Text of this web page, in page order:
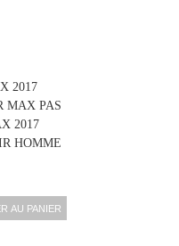
2017
MAX PAS
2017
HOMME
AU PANIER